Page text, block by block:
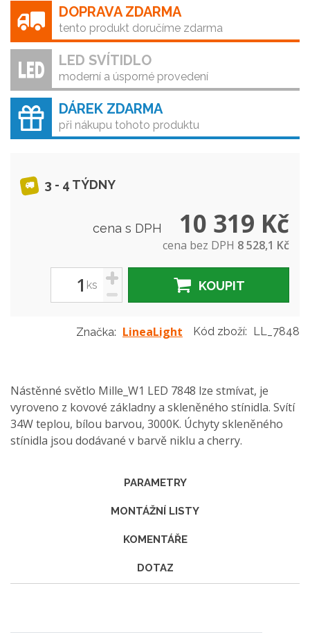
DOPRAVA ZDARMA
tento produkt doručíme zdarma
LED SVÍTIDLO
moderní a úsporné provedení
DÁREK ZDARMA
při nákupu tohoto produktu
3 - 4 TÝDNY
cena s DPH 10 319 Kč
cena bez DPH 8 528,1 Kč
ks
+
-
KOUPIT
Značka: LineaLight Kód zboží: LL_7848
Nástěnné světlo Mille_W1 LED 7848 lze stmívat, je
vyroveno z kovové základny a skleněného stínidla. Svítí
34W teplou, bílou barvou, 3000K. Úchyty skleněného
stínidla jsou dodávané v barvě niklu a cherry.
PARAMETRY
MONTÁŽNÍ LISTY
KOMENTÁŘE
DOTAZ